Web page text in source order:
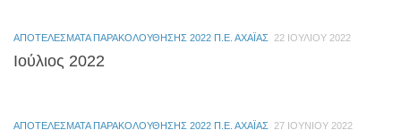
ΑΠΟΤΕΛΈΣΜΑΤΑ ΠΑΡΑΚΟΛΟΎΘΗΣΗΣ 2022 Π.Ε. ΑΧΑΪ́ΑΣ 22 ΙΟΥΛΊΟΥ 2022
Ιούλιος 2022
ΑΠΟΤΕΛΈΣΜΑΤΑ ΠΑΡΑΚΟΛΟΎΘΗΣΗΣ 2022 Π.Ε. ΑΧΑΪ́ΑΣ 27 ΙΟΥΝΊΟΥ 2022